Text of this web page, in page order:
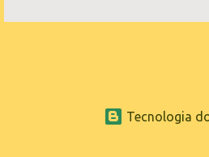
Distribuição de Combustíveis no
empreendimento para a logística
Tecnologia